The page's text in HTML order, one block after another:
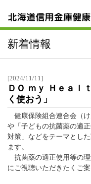
新着情報
[2024/11/11]
ＤＯ ｍｙ Ｈｅａｌ
く使おう」
健康保険組合連合会（け
や「子どもの抗菌薬の適
対策」などをテーマとし
ます。
抗菌薬の適正使用等の
にご視聴いただきたくご案